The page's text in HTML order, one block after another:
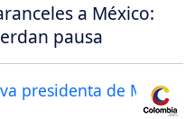
a México:
pausa